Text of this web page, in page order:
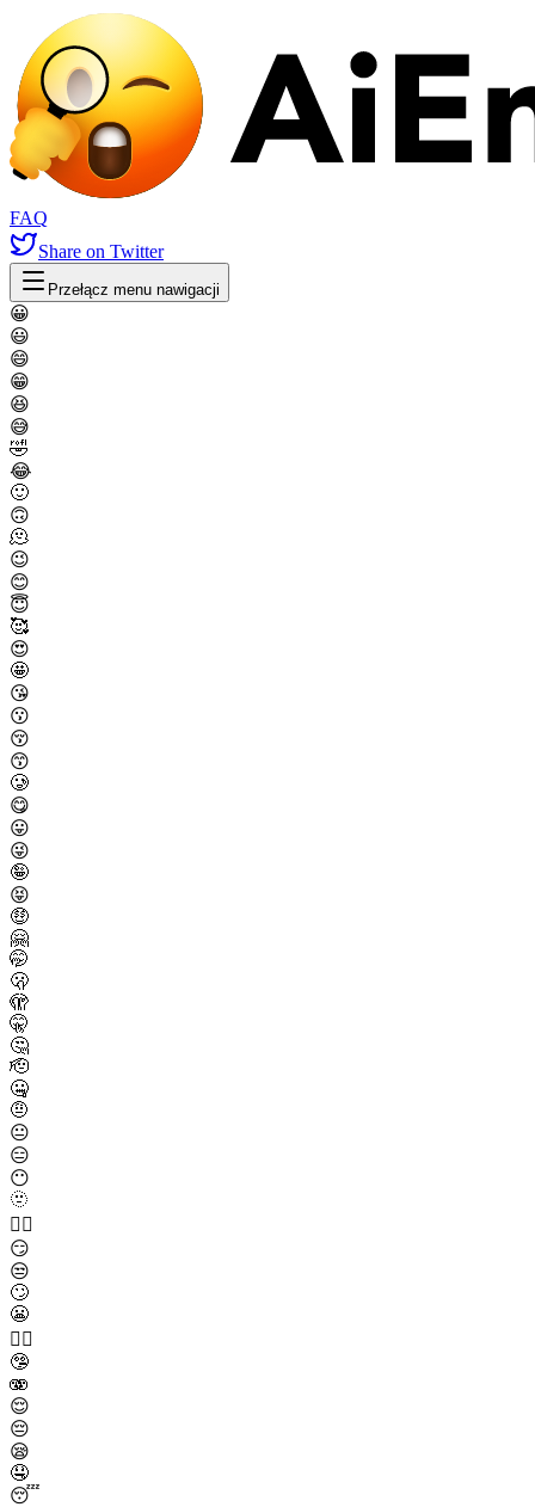
FAQ
Share on Twitter
Przełącz menu nawigacji
😀
😃
😄
😁
😆
😅
🤣
😂
🙂
🙃
🫠
😉
😊
😇
🥰
😍
🤩
😘
😗
😚
😙
🥲
😋
😛
😜
🤪
😝
🤑
🤗
🤭
🫢
🫣
🤫
🤔
🫡
🤐
🤨
😐
😑
😶
🫥
😶‍🌫️
😏
😒
🙄
😬
😮‍💨
🤥
🫨
😌
😔
😪
🤤
😴